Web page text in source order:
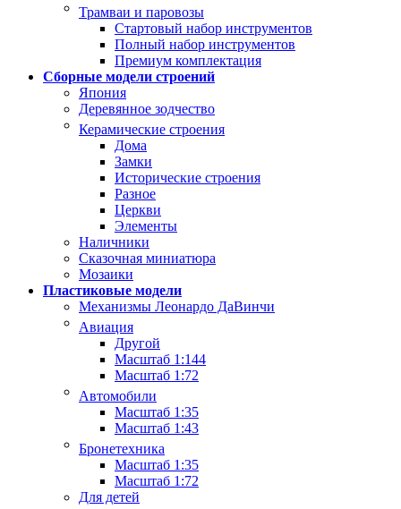
Трамваи и паровозы
Стартовый набор инструментов
Полный набор инструментов
Премиум комплектация
Сборные модели строений
Япония
Деревянное зодчество
Керамические строения
Дома
Замки
Исторические строения
Разное
Церкви
Элементы
Наличники
Сказочная миниатюра
Мозаики
Пластиковые модели
Механизмы Леонардо ДаВинчи
Авиация
Другой
Масштаб 1:144
Масштаб 1:72
Автомобили
Масштаб 1:35
Масштаб 1:43
Бронетехника
Масштаб 1:35
Масштаб 1:72
Для детей